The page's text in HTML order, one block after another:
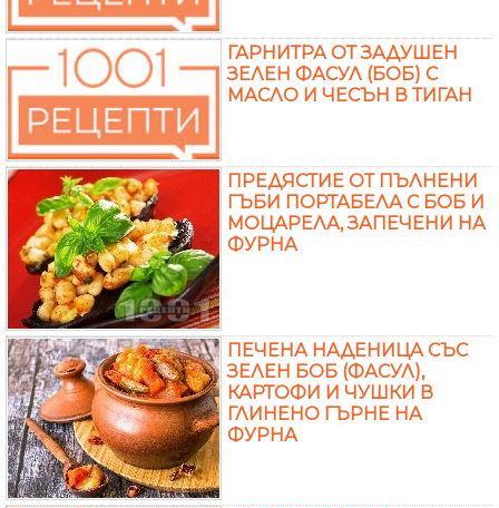
ГАРНИТРА ОТ ЗАДУШЕН
ЗЕЛЕН ФАСУЛ (БОБ) С
МАСЛО И ЧЕСЪН В ТИГАН
ПРЕДЯСТИЕ ОТ ПЪЛНЕНИ
ГЪБИ ПОРТАБЕЛА С БОБ И
МОЦАРЕЛА, ЗАПЕЧЕНИ НА
ФУРНА
ПЕЧЕНА НАДЕНИЦА СЪС
ЗЕЛЕН БОБ (ФАСУЛ),
КАРТОФИ И ЧУШКИ В
ГЛИНЕНО ГЪРНЕ НА
ФУРНА